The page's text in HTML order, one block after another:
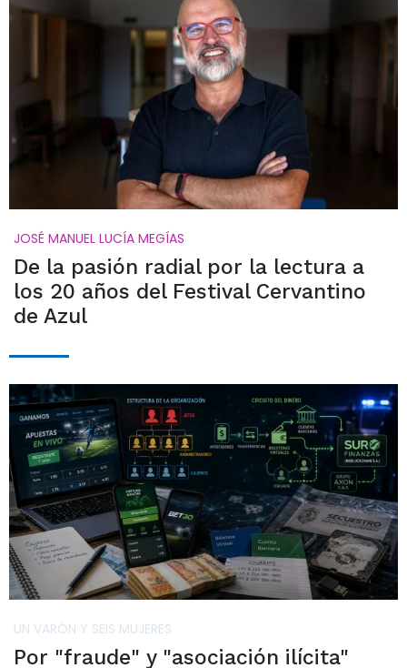
JOSÉ MANUEL LUCÍA MEGÍAS
De la pasión radial por la lectura a
los 20 años del Festival Cervantino
de Azul
UN VARÓN Y SEIS MUJERES
Por "fraude" y "asociación ilícita"